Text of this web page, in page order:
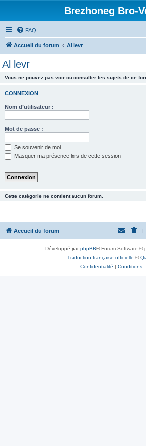
Brezhoneg Bro-
FAQ
Accueil du forum Al levr
Al levr
Vous ne pouvez pas voir ou consulter les sujets de ce
CONNEXION
Nom d’utilisateur :
Mot de passe :
Se souvenir de moi
Masquer ma présence lors de cette session
Cette catégorie ne contient aucun forum.
Accueil du forum
Développé parphpBB® Forum Software ©
Traduction française officielle ©
Confidentialité | Conditions